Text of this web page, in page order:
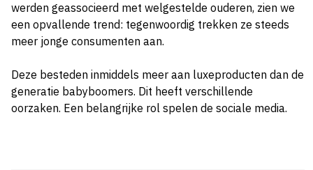
werden geassocieerd met welgestelde ouderen, zien we
een opvallende trend: tegenwoordig trekken ze steeds
meer jonge consumenten aan.
Deze besteden inmiddels meer aan luxeproducten dan de
generatie babyboomers. Dit heeft verschillende
oorzaken. Een belangrijke rol spelen de sociale media.